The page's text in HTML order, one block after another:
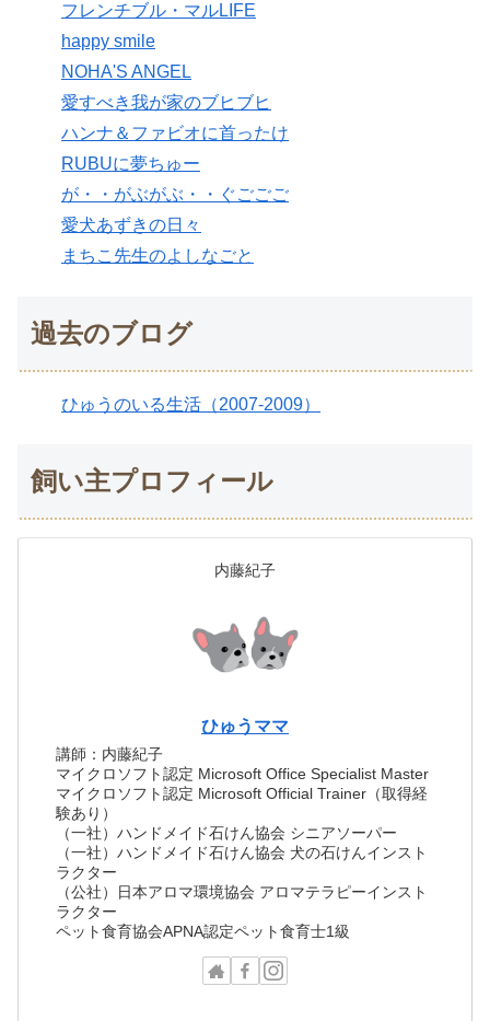
フレンチブル・マルLIFE
happy smile
NOHA'S ANGEL
愛すべき我が家のブヒブヒ
ハンナ＆ファビオに首ったけ
RUBUに夢ちゅー
が・・がぶがぶ・・ぐごごご
愛犬あずきの日々
まちこ先生のよしなごと
過去のブログ
ひゅうのいる生活（2007-2009）
飼い主プロフィール
内藤紀子
ひゅうママ
講師：内藤紀子
マイクロソフト認定 Microsoft Office Specialist Master
マイクロソフト認定 Microsoft Official Trainer（取得経
験あり）
（一社）ハンドメイド石けん協会 シニアソーパー
（一社）ハンドメイド石けん協会 犬の石けんインスト
ラクター
（公社）日本アロマ環境協会 アロマテラピーインスト
ラクター
ペット食育協会APNA認定ペット食育士1級